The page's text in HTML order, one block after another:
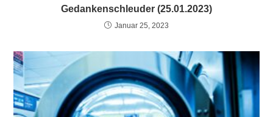
Gedankenschleuder (25.01.2023)
Januar 25, 2023